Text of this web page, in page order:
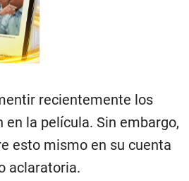
recientemente los
la película. Sin embargo,
esto mismo en su cuenta
aclaratoria.